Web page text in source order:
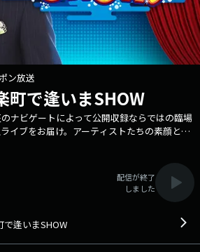
ン放送
町で逢いまSHOW
ナビゲートによって公開収録ならではの臨場
イブをお届け。アーティストたちの素顔と本
ドレス： hide@1242.com 番組ホームペ
配信が終了
しました
逢いまSHOW